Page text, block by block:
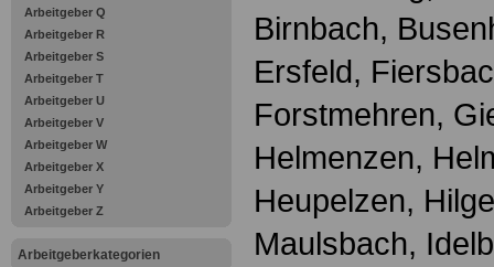
Arbeitgeber Q
Arbeitgeber R
Arbeitgeber S
Arbeitgeber T
Arbeitgeber U
Arbeitgeber V
Arbeitgeber W
Arbeitgeber X
Arbeitgeber Y
Arbeitgeber Z
Arbeitgeberkategorien
Birnbach,
Ersfeld,
Forstmehren,
Helmenzen,
Heupelzen,
Maulsbach,